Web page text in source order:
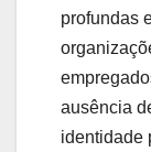
profundas
ausência
identidade